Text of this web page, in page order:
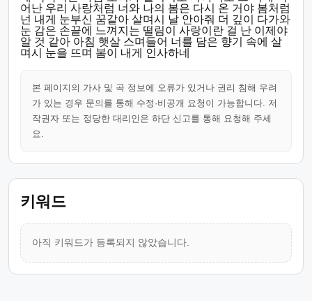
어난 우리 사랑처럼 너와 나의 봄은 다시 온 거야 봄처럼
넌 내게 눈부신 꿈같아 살며시 날 안아줘 더 깊이 다가와
눈 감은 손끝에 느껴지는 떨림이 사랑이란 걸 난 이제야
알 것 같아 아침 햇살 스며들어 너를 담은 향기 속에 살
며시 눈을 뜨며 봄이 내게 인사하네
본 페이지의 가사 및 곡 정보에 오류가 있거나 권리 침해 우려
가 있는 경우 문의를 통해 수정·비공개 요청이 가능합니다. 저
작권자 또는 정당한 대리인은 하단 신고를 통해 요청해 주세
요.
키워드
아직 키워드가 등록되지 않았습니다.